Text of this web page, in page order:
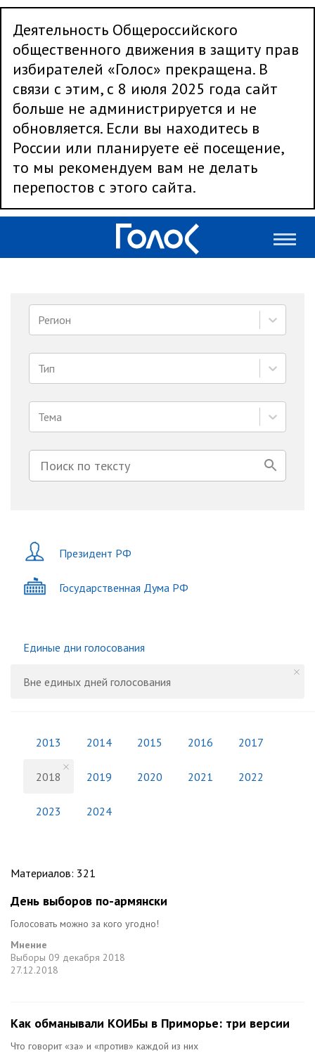
Деятельность Общероссийского
общественного движения в защиту прав
избирателей «Голос» прекращена. В
связи с этим, с 8 июля 2025 года сайт
больше не администрируется и не
обновляется. Если вы находитесь в
России или планируете её посещение,
то мы рекомендуем вам не делать
перепостов с этого сайта.
Регион
Тип
Тема
Президент РФ
Государственная Дума РФ
Единые дни голосования
Вне единых дней голосования
2013 2014 2015 2016 2017
2018 2019 2020 2021 2022
2023 2024
Материалов: 321
День выборов по-армянски
Голосовать можно за кого угодно!
Мнение
Выборы 09 декабря 2018
27.12.2018
Как обманывали КОИБы в Приморье: три версии
Что говорит «за» и «против» каждой из них